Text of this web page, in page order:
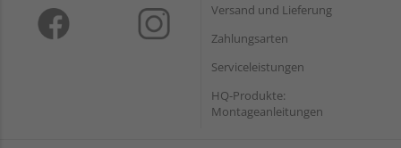
Versand und Lieferung
Zahlungsarten
Serviceleistungen
HQ-Produkte:
Montageanleitungen